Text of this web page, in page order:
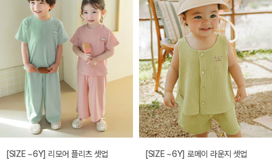
[SIZE ~6Y] 리모어 플리츠 셋업 [SIZE ~6Y] 로메이 라운지 셋업